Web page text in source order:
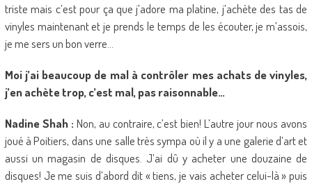
triste mais c’est pour ça que j’adore ma platine, j’achète des tas de
vinyles maintenant et je prends le temps de les écouter, je m’assois,
je me sers un bon verre…
Moi j’ai beaucoup de mal à contrôler mes achats de vinyles,
j’en achète trop, c’est mal, pas raisonnable…
Nadine Shah : Non, au contraire, c’est bien! L’autre jour nous avons
joué à Poitiers, dans une salle très sympa où il y a une galerie d’art et
aussi un magasin de disques. J’ai dû y acheter une douzaine de
disques! Je me suis d’abord dit « tiens, je vais acheter celui-là » puis